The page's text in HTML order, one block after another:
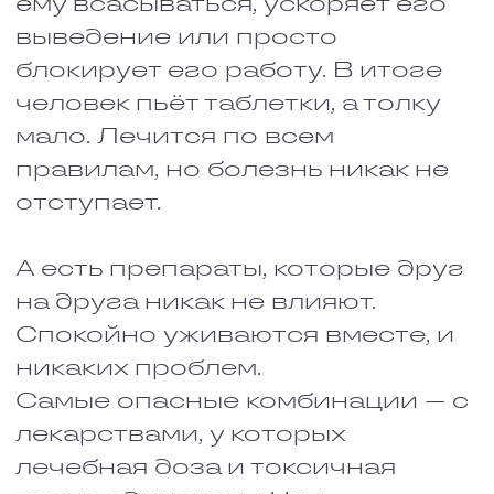
Разберёмся, в чём отличие:
Меняется концентрация в
крови. Лекарство, прежде чем
подействовать, проходит
долгий путь. Вы его
проглотили, оно попало в
разнеслось по телу и
добралось до места
правильной, нужно соблюдать
сразу несколько условий.
Запивать тем, чем положено,
принимать до еды или после,
не смешивать с другими
таблетками без нужды. Всё
это расписано в инструкции.
Там сказано, какую дозу пить,
чем запивать, когда